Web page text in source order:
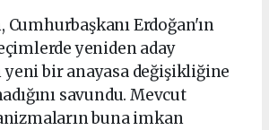
Erdoğan'ın
yeniden aday
bir anayasa değişikliğine
savundu. Mevcut
buna imkan